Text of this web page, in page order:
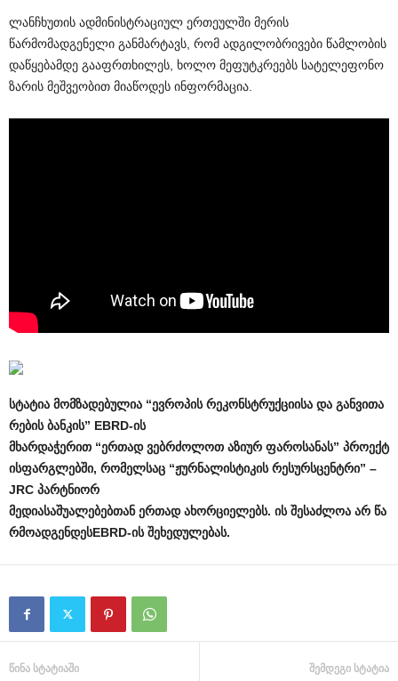
ლანჩხუთის ადმინისტრაციულ ერთეულში მერის
წარმომადგენელი განმარტავს, რომ ადგილობრივები წამლობის
დაწყებამდე გააფრთხილეს, ხოლო მეფუტკრეებს სატელეფონო
ზარის მეშვეობით მიაწოდეს ინფორმაცია.
სტატია მომზადებულია “ევროპის რეკონსტრუქციისა და განვითა
რების ბანკის” EBRD-ის
მხარდაჭერით “ერთად ვებრძოლოთ აზიურ ფაროსანას” პროექტ
ისფარგლებში, რომელსაც “ჟურნალისტიკის რესურსცენტრი” –
JRC პარტნიორ
მედიასაშუალებებთან ერთად ახორციელებს. ის შესაძლოა არ წა
რმოადგენდესEBRD-ის შეხედულებას.
წინა სტატიაში შემდეგი სტატია